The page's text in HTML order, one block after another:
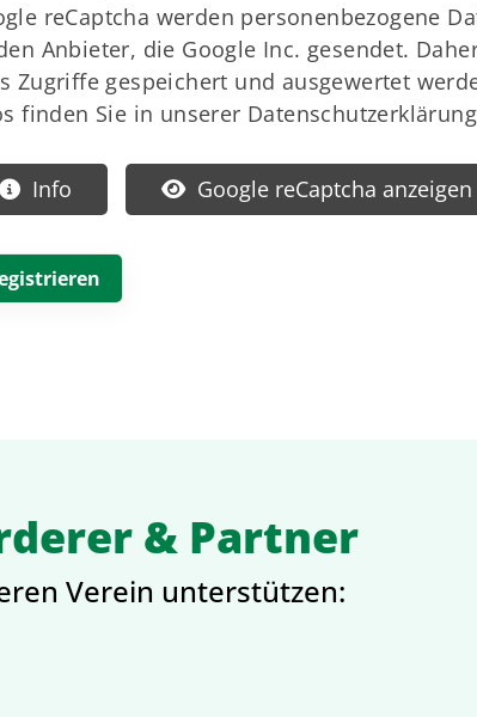
reCaptcha werden personenbezogene
Anbieter, die Google Inc. gesendet.
Zugriffe gespeichert und ausgewertet
finden Sie in unserer
Info Google reCaptcha anzeigen
& Partner
Verein unterstützen: